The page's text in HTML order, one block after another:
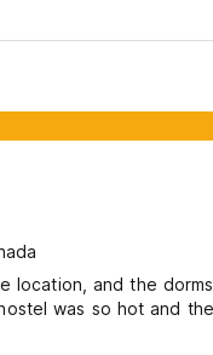
location, and the
was so hot and